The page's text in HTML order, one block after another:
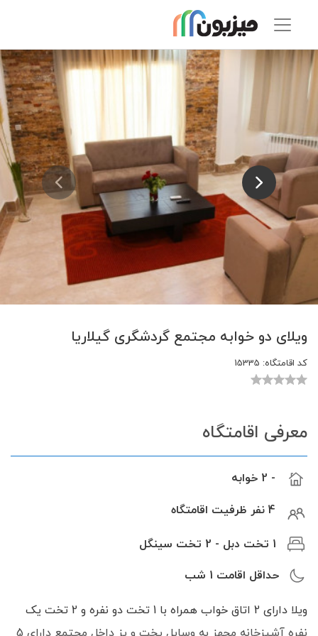
ویلای دو خوابه مجتمع گردشگری گیلاریا
کد اقامتگاه:
معرفی اقامتگاه
- 2 خوابه
4 نفر ظرفیت اقامتگاه
1 تخت دبل - 2 تخت سینگل
حداقل اقامت 1 شب
ویلا دارای 2 اتاق خواب همراه با 1 تخت دو نفره و 2 تخت یک